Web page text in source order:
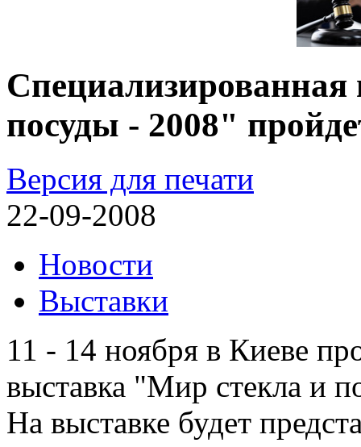
посуды - 2008"
Версия для печати
22-09-2008
Новости
Выставки
11 - 14 ноября в Киеве
выставка "Мир стекла и
На выставке будет